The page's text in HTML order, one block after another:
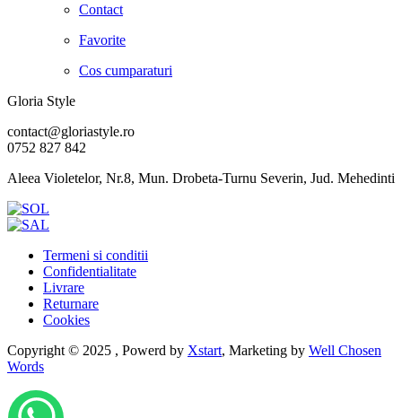
Contact
Favorite
Cos cumparaturi
Gloria Style
contact@gloriastyle.ro
0752 827 842
Aleea Violetelor, Nr.8, Mun. Drobeta-Turnu Severin, Jud. Mehedinti
Termeni si conditii
Confidentialitate
Livrare
Returnare
Cookies
Copyright © 2025 , Powerd by Xstart, Marketing by Well Chosen
Words